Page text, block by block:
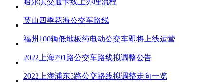
哈尔滨交通卡线上办理流程
英山四季花海公交车路线
福州100辆低地板纯电动公交车即将上线运营
2022上海791路公交车路线拟调整公告
2022上海浦东3路公交路线拟调整走向一览